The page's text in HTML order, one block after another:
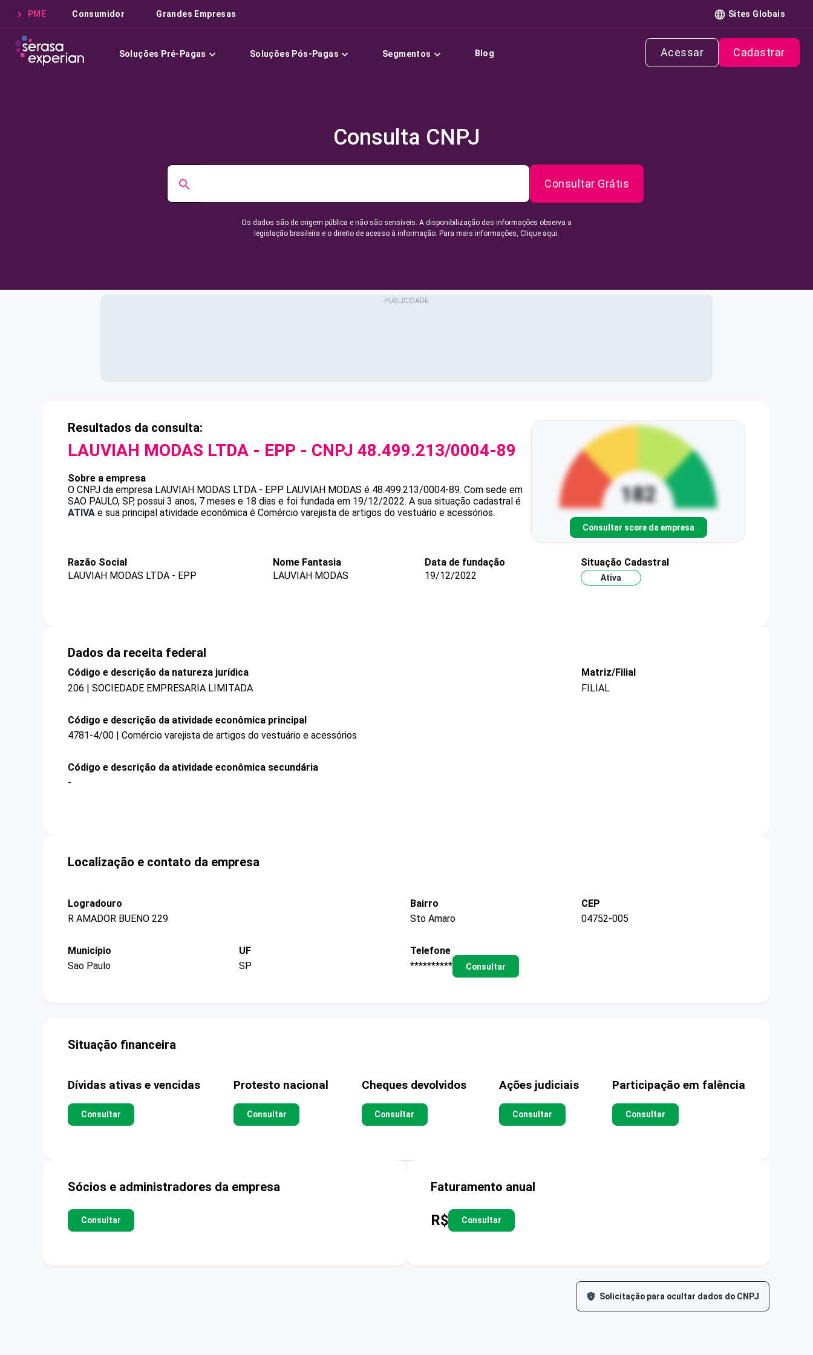
PME Consumidor Grandes Empresas Sites Globais
Soluções Pré-Pagas Soluções Pós-Pagas Segmentos Blog Acessar Cadastrar
Consulta CNPJ
Consultar Grátis
Os dados são de origem pública e não são sensíveis. A disponibilização das informações observa a
legislação brasileira e o direito de acesso à informação. Para mais informações, Clique aqui.
Resultados da consulta:
LAUVIAH MODAS LTDA - EPP - CNPJ 48.499.213/0004-89
Sobre a empresa
O CNPJ da empresa LAUVIAH MODAS LTDA - EPP LAUVIAH MODAS é 48.499.213/0004-89. Com sede em
SAO PAULO, SP, possui 3 anos, 7 meses e 18 dias e foi fundada em 19/12/2022. A sua situação cadastral é
ATIVA e sua principal atividade econômica é Comércio varejista de artigos do vestuário e acessórios.
Consultar score da empresa
Razão Social
LAUVIAH MODAS LTDA - EPP
Nome Fantasia
LAUVIAH MODAS
Data de fundação
19/12/2022
Situação Cadastral
Ativa
Dados da receita federal
Código e descrição da natureza jurídica
206 | SOCIEDADE EMPRESARIA LIMITADA
Matriz/Filial
FILIAL
Código e descrição da atividade econômica principal
4781-4/00 | Comércio varejista de artigos do vestuário e acessórios
Código e descrição da atividade econômica secundária
-
Localização e contato da empresa
Logradouro
R AMADOR BUENO 229
Bairro
Sto Amaro
CEP
04752-005
Município
Sao Paulo
UF
SP
Telefone
**********
Consultar
Situação financeira
Dívidas ativas e vencidas
Consultar
Protesto nacional
Consultar
Cheques devolvidos
Consultar
Ações judiciais
Consultar
Participação em falência
Consultar
Sócios e administradores da empresa
Consultar
Faturamento anual
R$ Consultar
Solicitação para ocultar dados do CNPJ